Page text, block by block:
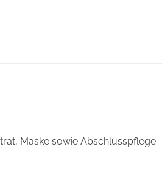
Maske sowie Abschlusspflege